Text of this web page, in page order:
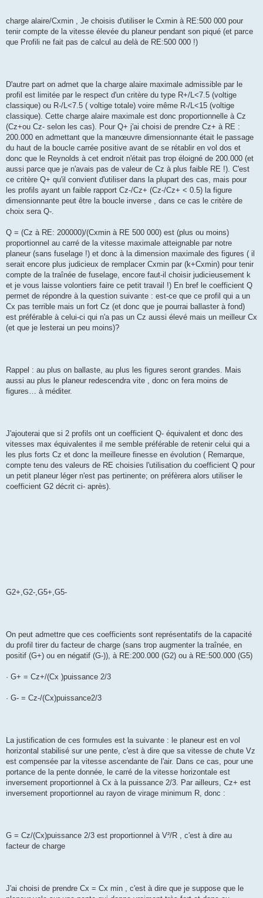
charge alaire/Cxmin , Je choisis d'utiliser le Cxmin à RE:500 000 pour
tenir compte de la vitesse élevée du planeur pendant son piqué (et parce
que Profili ne fait pas de calcul au delà de RE:500 000 !)
D'autre part on admet que la charge alaire maximale admissible par le
profil est limitée par le respect d'un critère du type R+/L<7.5 (voltige
classique) ou R-/L<7.5 ( voltige totale) voire même R-/L<15 (voltige
classique). Cette charge alaire maximale est donc proportionnelle à Cz
(Cz+ou Cz- selon les cas). Pour Q+ j'ai choisi de prendre Cz+ à RE :
200.000 en admettant que la manœuvre dimensionnante était le passage
du haut de la boucle carrée positive avant de se rétablir en vol dos et
donc que le Reynolds à cet endroit n'était pas trop éloigné de 200.000 (et
aussi parce que je n'avais pas de valeur de Cz à plus faible RE !). C'est
ce critère Q+ qu'il convient d'utiliser dans la plupart des cas, mais pour
les profils ayant un faible rapport Cz-/Cz+ (Cz-/Cz+ < 0.5) la figure
dimensionnante peut être la boucle inverse , dans ce cas le critère de
choix sera Q-.
Q = (Cz à RE: 200000)/(Cxmin à RE 500 000) est (plus ou moins)
proportionnel au carré de la vitesse maximale atteignable par notre
planeur (sans fuselage !) et donc à la dimension maximale des figures ( il
serait encore plus judicieux de remplacer Cxmin par (k+Cxmin) pour tenir
compte de la traînée de fuselage, encore faut-il choisir judicieusement k
et je vous laisse volontiers faire ce petit travail !) En bref le coefficient Q
permet de répondre à la question suivante : est-ce que ce profil qui a un
Cx pas terrible mais un fort Cz (et donc que je pourrai ballaster à fond)
est préférable à celui-ci qui n'a pas un Cz aussi élevé mais un meilleur Cx
(et que je lesterai un peu moins)?
Rappel : au plus on ballaste, au plus les figures seront grandes. Mais
aussi au plus le planeur redescendra vite , donc on fera moins de
figures… à méditer.
J'ajouterai que si 2 profils ont un coefficient Q- équivalent et donc des
vitesses max équivalentes il me semble préférable de retenir celui qui a
les plus forts Cz et donc la meilleure finesse en évolution ( Remarque,
compte tenu des valeurs de RE choisies l'utilisation du coefficient Q pour
un petit planeur léger n'est pas pertinente; on préfèrera alors utiliser le
coefficient G2 décrit ci- après).
G2+,G2-,G5+,G5-
On peut admettre que ces coefficients sont représentatifs de la capacité
du profil tirer du facteur de charge (sans trop augmenter la traînée, en
positif (G+) ou en négatif (G-)), à RE:200.000 (G2) ou à RE:500.000 (G5)
· G+ = Cz+/(Cx )puissance 2/3
· G- = Cz-/(Cx)puissance2/3
La justification de ces formules est la suivante : le planeur est en vol
horizontal stabilisé sur une pente, c'est à dire que sa vitesse de chute Vz
est compensée par la vitesse ascendante de l'air. Dans ce cas, pour une
portance de la pente donnée, le carré de la vitesse horizontale est
inversement proportionnel à Cx à la puissance 2/3. Par ailleurs, Cz+ est
inversement proportionnel au rayon de virage minimum R, donc :
G = Cz/(Cx)puissance 2/3 est proportionnel à V²/R , c'est à dire au
facteur de charge
J'ai choisi de prendre Cx = Cx min , c'est à dire que je suppose que le